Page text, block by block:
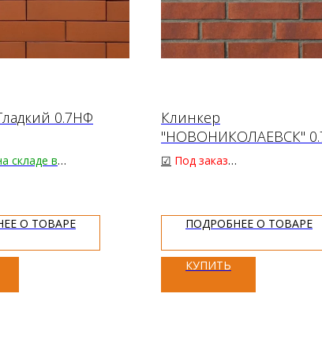
0.7НФ
складе в
О ТОВАРЕ
Клинкер
"НОВОНИКОЛАЕВСК"
☑ Под заказ
ПОДРОБНЕЕ О ТОВАРЕ
КУПИТЬ